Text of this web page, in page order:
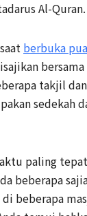
Al-Quran.
berbuka
takjil
sedekah
paling
beberapa
di beberapa